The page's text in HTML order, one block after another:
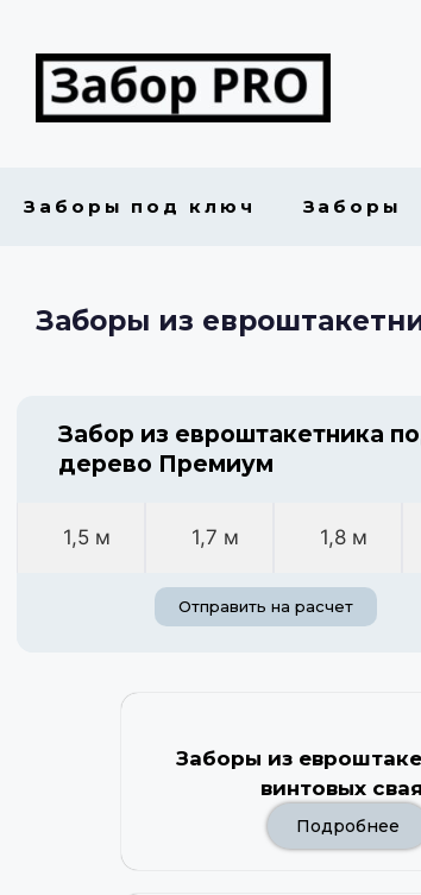
Заборы под ключ Заборы
Заборы из
Забор из евроштакетника
дерево Премиум
1,5 м 1,7 м 1,8 м
Отправить на расчет
Заборы из
винтовых
Подробнее